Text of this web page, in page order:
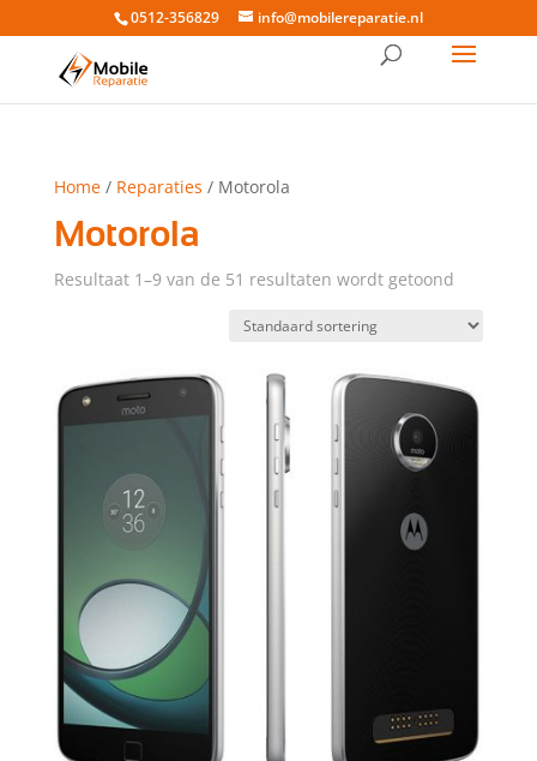
0512-356829 info@mobilereparatie.nl
Home/ Reparaties / Motorola
Motorola
Resultaat 1–9 van de 51 resultaten wordt getoond